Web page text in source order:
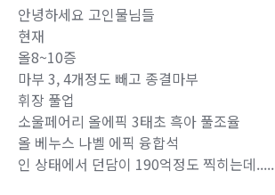
안녕하세요 고인물님들
현재
올8~10증
마부 3, 4개정도 빼고 종결마부
휘장 풀업
소울페어리 올에픽 3태초 흑아 풀조율
올 베누스 나벨 에픽 융합석
인 상태에서 던담이 190억정도 찍히는데.....